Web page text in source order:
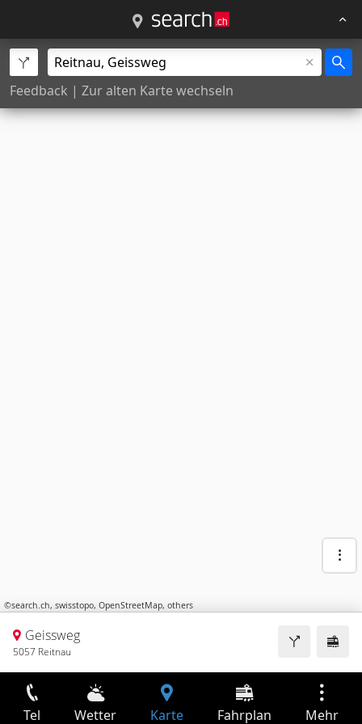
Feedback | Zur alten Karte wechseln
©search.ch, swisstopo, OpenStreetMap, others
Geissweg
5057 Reitnau
Tel Wetter Karte Fahrplan Mehr